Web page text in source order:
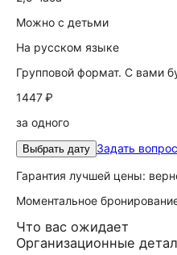
Можно с детьми
На русском языке
Групповой формат. С вами
1447 ₽
за одного
Выбрать дату Задать вопрос
Гарантия лучшей цены:
Моментальное
Что вас ожидает
Организационные